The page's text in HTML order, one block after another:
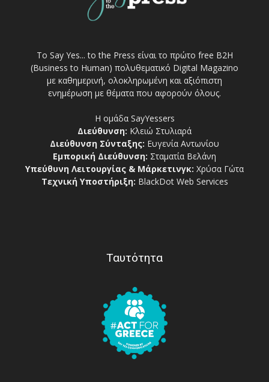
Το Say Yes... to the Press είναι το πρώτο free Β2Η
(Business to Human) πολυθεματικό Digital Magazino
με καθημερινή, ολοκληρωμένη και αξιόπιστη
ενημέρωση με θέματα που αφορούν όλους.
Η ομάδα SayYessers
Διεύθυνση: Κλειώ Στυλιαρά
Διεύθυνση Σύνταξης: Ευγενία Αντωνίου
Εμπορική Διεύθυνση: Σταματία Βελάνη
Υπεύθυνη Λειτουργίας & Μάρκετινγκ: Χρύσα Γώτα
Τεχνική Υποστήριξη: BlackDot Web Services
Ταυτότητα